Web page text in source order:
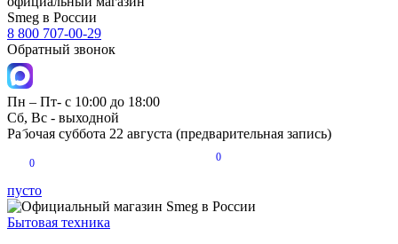
Smeg в России
8 800 707-00-29
Обратный звонок
Пн – Пт- с 10:00 до 18:00
Сб, Вс - выходной
Рабочая суббота 22 августа (предварительная запись)
0
0
пусто
Бытовая техника